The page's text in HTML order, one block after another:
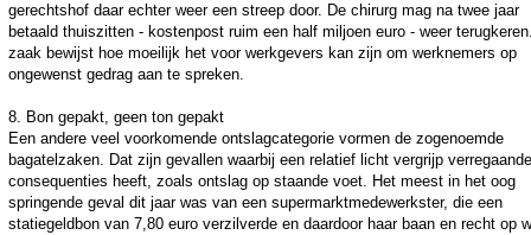
gerechtshof daar echter weer een streep door. De chirurg mag na twee jaar
betaald thuiszitten - kostenpost ruim een half miljoen euro - weer
zaak bewijst hoe moeilijk het voor werkgevers kan zijn om werknemers op
ongewenst gedrag aan te spreken.
8. Bon gepakt, geen ton gepakt
Een andere veel voorkomende ontslagcategorie vormen de zogenoemde
bagatelzaken. Dat zijn gevallen waarbij een relatief licht vergrijp verregaande
consequenties heeft, zoals ontslag op staande voet. Het meest in het oog
springende geval dit jaar was van een supermarktmedewerkster, die een
statiegeldbon van 7,80 euro verzilverde en daardoor haar baan en recht op